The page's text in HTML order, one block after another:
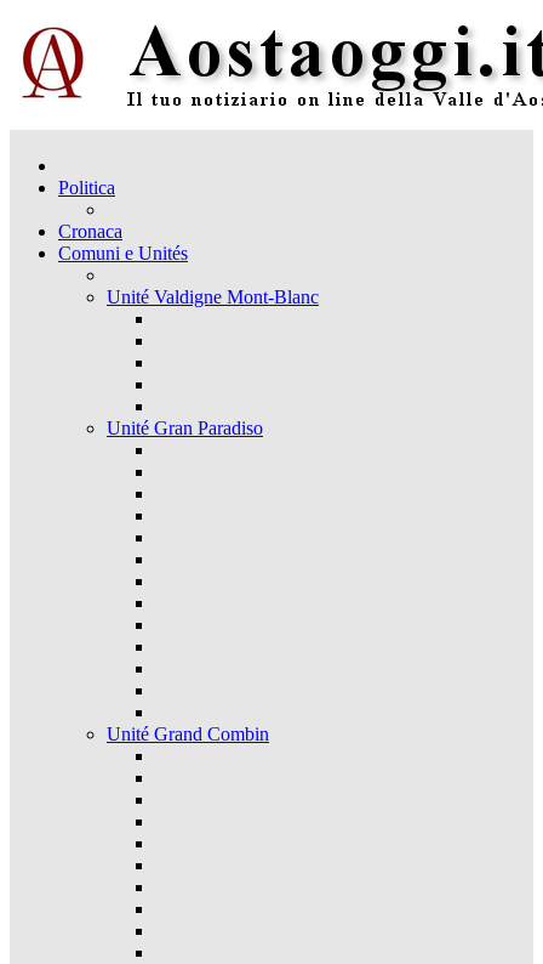
Politica
Cronaca
Comuni e Unités
Unité Valdigne Mont-Blanc
Unité Gran Paradiso
Unité Grand Combin